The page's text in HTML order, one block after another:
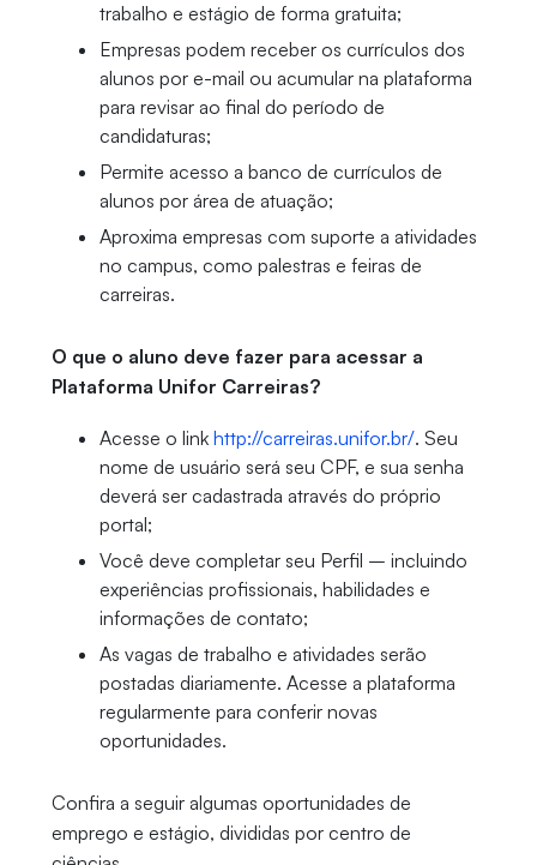
trabalho e estágio de forma gratuita;
Empresas podem receber os currículos dos
alunos por e-mail ou acumular na plataforma
para revisar ao final do período de
candidaturas;
Permite acesso a banco de currículos de
alunos por área de atuação;
Aproxima empresas com suporte a atividades
no campus, como palestras e feiras de
carreiras.
O que o aluno deve fazer para acessar a
Plataforma Unifor Carreiras?
Acesse o link http://carreiras.unifor.br/. Seu
nome de usuário será seu CPF, e sua senha
deverá ser cadastrada através do próprio
portal;
Você deve completar seu Perfil – incluindo
experiências profissionais, habilidades e
informações de contato;
As vagas de trabalho e atividades serão
postadas diariamente. Acesse a plataforma
regularmente para conferir novas
oportunidades.
Confira a seguir algumas oportunidades de
emprego e estágio, divididas por centro de